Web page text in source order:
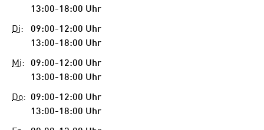
13:00-18:00 Uhr
Di:
09:00-12:00 Uhr
13:00-18:00 Uhr
Mi:
09:00-12:00 Uhr
13:00-18:00 Uhr
Do:
09:00-12:00 Uhr
13:00-18:00 Uhr